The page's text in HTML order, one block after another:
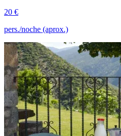
20 €
pers./noche (aprox.)